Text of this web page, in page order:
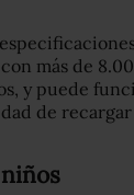
más de
y puede
de